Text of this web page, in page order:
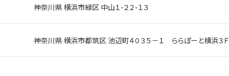
神奈川県 横浜市緑区 中山１-２２-１３
神奈川県 横浜市都筑区 池辺町４０３５－１ ららぽーと横浜３Ｆ